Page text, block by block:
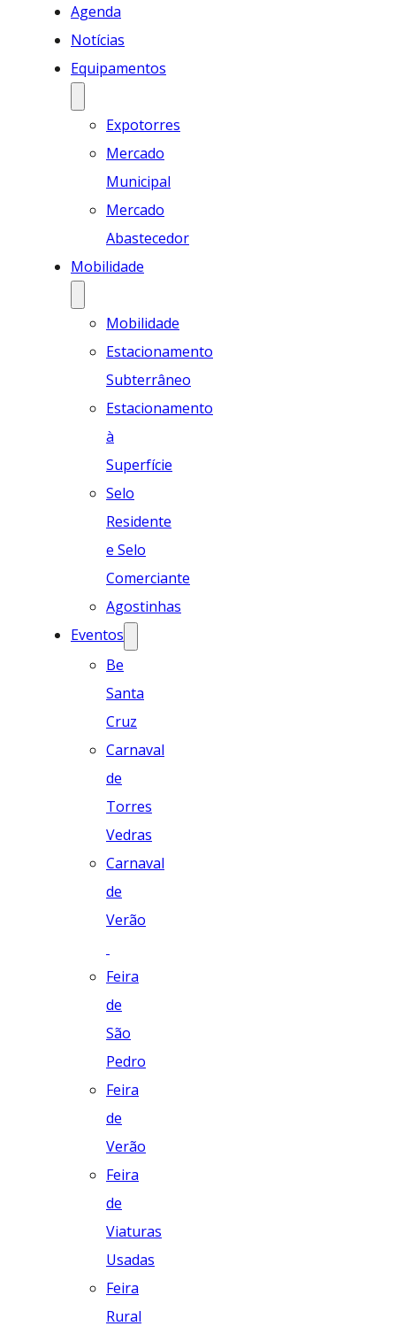
Agenda
Notícias
Equipamentos
Expotorres
Mercado
Municipal
Mercado
Abastecedor
Mobilidade
Mobilidade
Estacionamento
Subterrâneo
Estacionamento
à
Superfície
Selo
Residente
e Selo
Comerciante
Agostinhas
Eventos
Be
Santa
Cruz
Carnaval
de
Torres
Vedras
Carnaval
de
Verão
Feira
de
São
Pedro
Feira
de
Verão
Feira
de
Viaturas
Usadas
Feira
Rural